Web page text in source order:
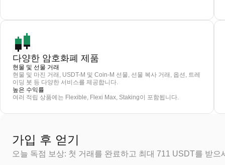
다양한 암호화폐 제품
현물 및 선물 거래
현물 및 마진 거래, USDT-M 및 Coin-M 선물, 선물 복사 거래, 옵션, 트레
이딩 봇 등 다양한 서비스를 제공합니다.
높은 수익률
여러 적립 상품에는 Flexible, Flexi Max, Staking이 포함됩니다.
가입 후 얻기
오늘 독점 보상: 첫 거래를 완료하고 최대 711 USDT를 받으